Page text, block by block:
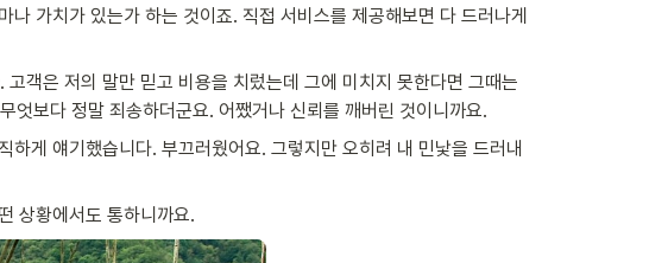
가치가 있는가 하는 것이죠. 직접 서비스를 제공해보면 다 드러나게
객은 저의 말만 믿고 비용을 치렀는데 그에 미치지 못한다면 그때는
엇보다 정말 죄송하더군요. 어쨌거나 신뢰를 깨버린 것이니까요.
게 얘기했습니다. 부끄러웠어요. 그렇지만 오히려 내 민낯을 드러내
상황에서도 통하니까요.